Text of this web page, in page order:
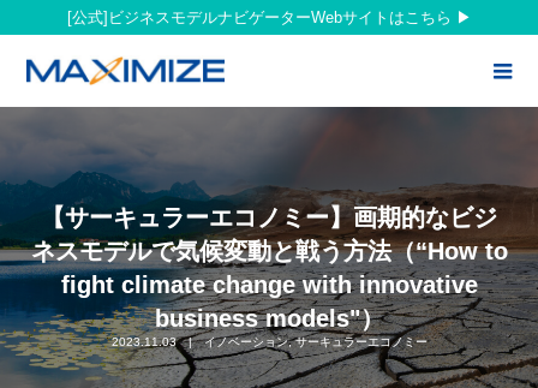
[公式]ビジネスモデルナビゲーターWebサイトはこちら
【サーキュラーエコノミー】画期的なビジ
ネスモデルで気候変動と戦う方法（“How to
fight climate change with innovative
business models"）
2023.11.03 イノベーション,サーキュラーエコノミー